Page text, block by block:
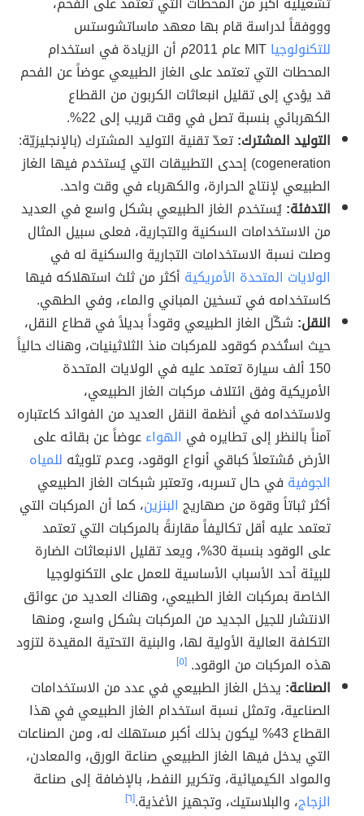
وووفقاً لدراسة قام بها معهد ماساتشوستس
للتكنولوجيا
MIT عام 2011م أن الزيادة في استخدام
المحطات التي تعتمد على الغاز الطبيعي عوضاً عن الفحم
قد يؤدي إلى تقليل انبعاثات الكربون من القطاع
الكهربائي بنسبة تصل في وقت قريب إلى 22%.
التوليد المشترك:تعدّ تقنية التوليد المشترك (بالإنجليزيّة:
cogeneration) إحدى التطبيقات التي يُستخدم فيها الغاز
الطبيعي لإنتاج الحرارة، والكهرباء في وقت واحد.
التدفئة:يُستخدم الغاز الطبيعي بشكل واسع في العديد
من الاستخدامات السكنية والتجارية، فعلى سبيل المثال
وصلت نسبة الاستخدامات التجارية والسكنية له في
الولايات المتحدة الأمريكية أكثر من ثلث استهلاكه فيها
كاستخدامه في تسخين المباني والماء، وفي الطهي.
النقل: شكّل الغاز الطبيعي وقوداً بديلاً في قطاع النقل،
حيث استُخدم كوقود للمركبات منذ الثلاثينيات، وهناك حالياً
150 ألف سيارة تعتمد عليه في الولايات المتحدة
الأمريكية وفق ائتلاف مركبات الغاز الطبيعي،
ولاستخدامه في أنظمة النقل العديد من الفوائد كاعتباره
آمناً بالنظر إلى تطايره في الهواءعوضاً عن بقائه على
الأرض مُشتعلاً كباقي أنواع الوقود، وعدم تلويثه للمياه
الجوفية في حال تسربه، وتعتبر شبكات الغاز الطبيعي
أكثر ثباتاً وقوة من صهاريج البنزين، كما أن المركبات التي
تعتمد عليه أقل تكاليفاً مقارنةً بالمركبات التي تعتمد
على الوقود بنسبة 30%، ويعد تقليل الانبعاثات الضارة
للبيئة أحد الأسباب الأساسية للعمل على التكنولوجيا
الخاصة بمركبات الغاز الطبيعي، وهناك العديد من عوائق
الانتشار للجيل الجديد من المركبات بشكل واسع، ومنها
التكلفة العالية الأولية لها، والبنية التحتية المقيدة لتزود
هذه المركبات من الوقود. [٥]
الصناعة: يدخل الغاز الطبيعي في عدد من الاستخدامات
الصناعية، وتمثل نسبة استخدام الغاز الطبيعي في هذا
القطاع 43% ليكون بذلك أكبر مستهلك له، ومن الصناعات
التي يدخل فيها الغاز الطبيعي صناعة الورق، والمعادن،
والمواد الكيميائية، وتكرير النفط، بالإضافة إلى صناعة
الزجاج، والبلاستيك، وتجهيز الأغذية.[٦]